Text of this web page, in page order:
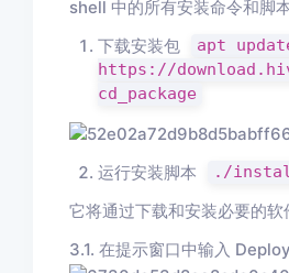
shell 中的所有安装命令和脚
下载安装包
apt
https://
cd_package
运行安装脚本
./
它将通过下载和安装必要的
3.1. 在提示窗口中输入